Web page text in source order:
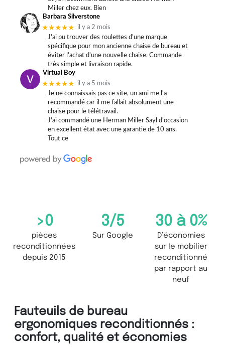
Miller chez eux. Bien
Barbara Silverstone
★★★★★
il y a 2 mois
J'ai pu trouver des roulettes d'une marque
spécifique pour mon ancienne chaise de bureau et
éviter l'achat d'une nouvelle chaise. Commande
très simple et livraison rapide.
Virtual Boy
★★★★★
il y a 5 mois
Je ne connaissais pas ce site, un ami me l'a
recommandé car il me fallait absolument une
chaise pour le télétravail.
J'ai commandé une Herman Miller Sayl d'occasion
en excellent état avec une garantie de 10 ans.
Tout ce
pièces
reconditionnées
depuis 2015
>0
Sur Google
3/5
D’économies
sur le mobilier
reconditionné
par rapport au
neuf
30 à 0%
Fauteuils de bureau
ergonomiques reconditionnés :
confort, qualité et économies